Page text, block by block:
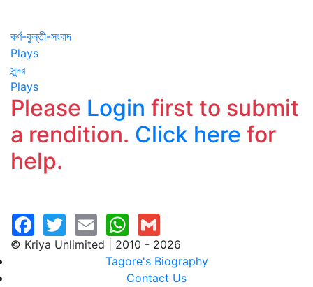
কর্ণ-কুন্তী-সংবাদ
Plays
সুন্দর
Plays
Please Login first to submit
a rendition. Click here for
help.
© Kriya Unlimited | 2010 - 2026
Tagore's Biography
Contact Us